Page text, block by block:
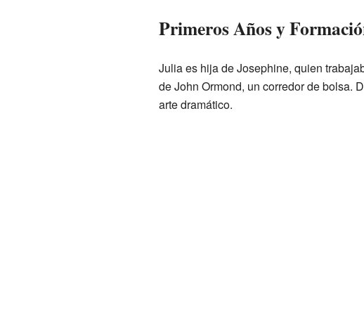
Primeros Años y
Julia es hija de Josephine, quien
de John Ormond, un corredor de bolsa.
arte dramático.